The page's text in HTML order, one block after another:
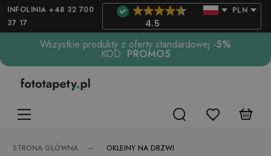
INFOLINIA +48 32 700
37 17
4.5
PLN
Wszystkie produkty z oferty standardowej -5%
KOD: PROMO5
STRONA GŁÓWNA
OKLEINY NA DRZWI